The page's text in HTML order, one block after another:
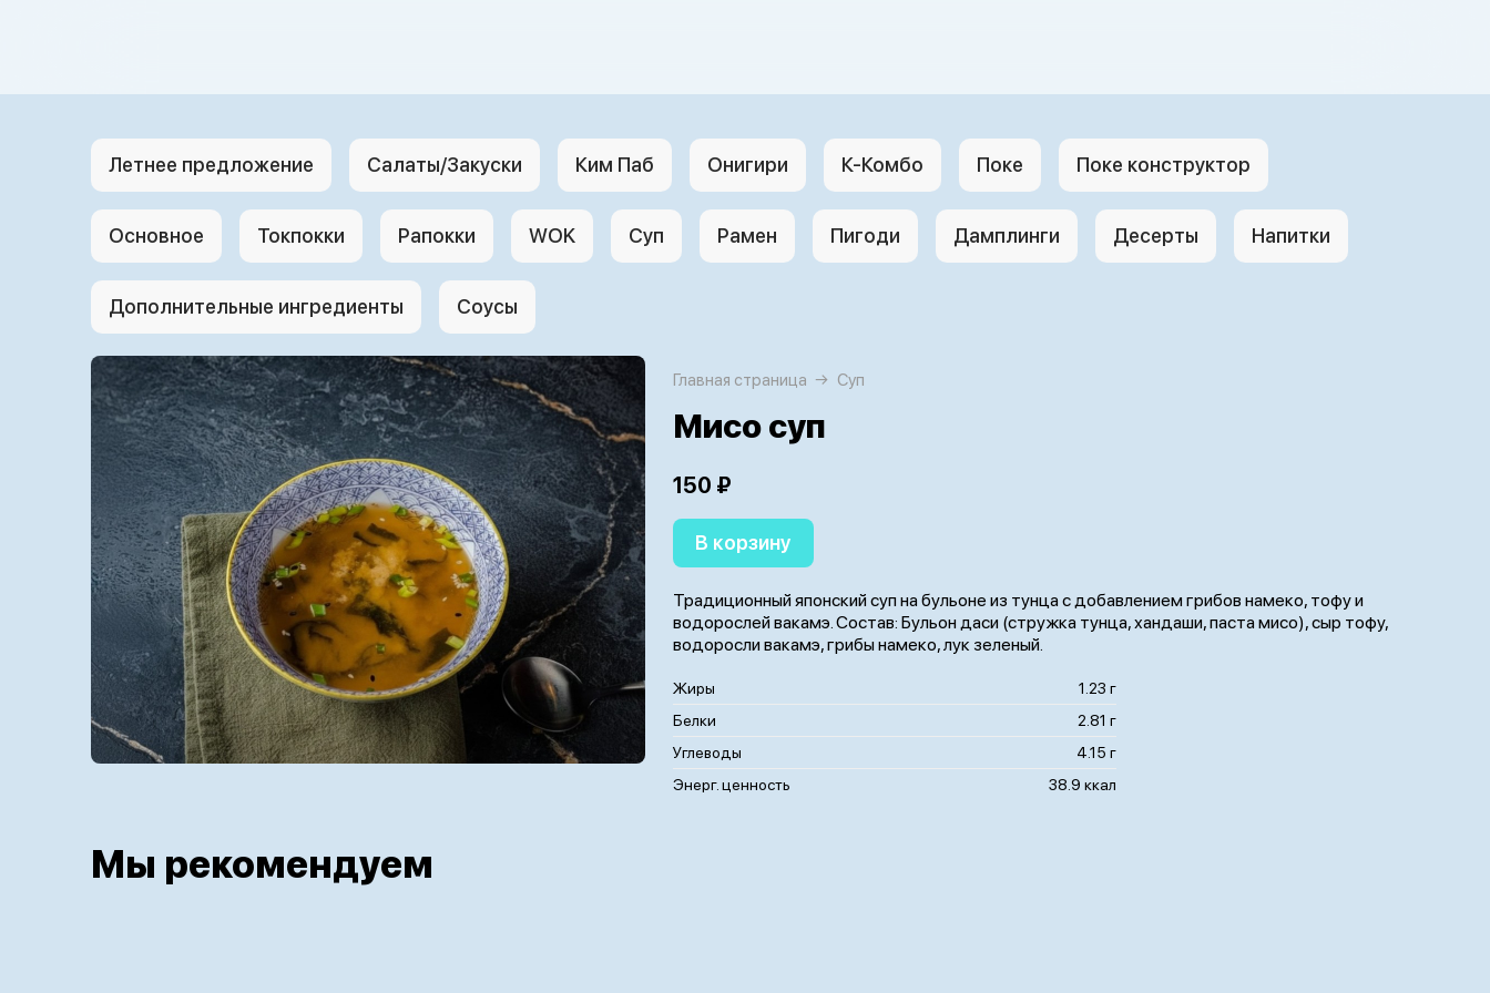
Летнее предложение Салаты/Закуски Ким Паб Онигири К-Комбо Поке Поке конструктор
Основное Токпокки Рапокки WOK Суп Рамен Пигоди Дамплинги Десерты Напитки
Дополнительные ингредиенты Соусы
Главная страница Суп
Мисо суп
150 ₽
В корзину
Традиционный японский суп на бульоне из тунца с добавлением грибов намеко, тофу и
водорослей вакамэ. Состав: Бульон даси (стружка тунца, хандаши, паста мисо), сыр тофу,
водоросли вакамэ, грибы намеко, лук зеленый.
Жиры
1.23 г
Белки
2.81 г
Углеводы
4.15 г
Энерг. ценность
38.9 ккал
Мы рекомендуем